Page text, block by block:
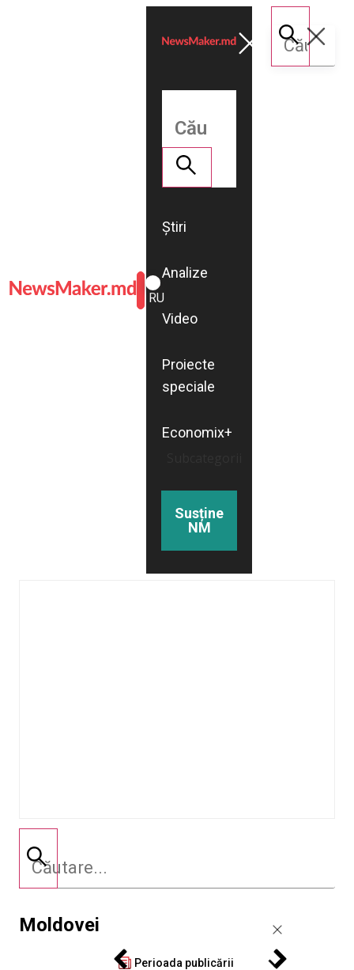
ROMÂNĂ
RU
Știri
Analize
Video
Proiecte
speciale
Economix+
Susține
NM
Moldovei
Perioada publicării